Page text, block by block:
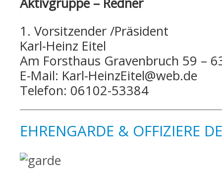
1. Vorsitzender /Präsident
Karl-Heinz Eitel
Am Forsthaus Gravenbruch 59 –
E-Mail: Karl-HeinzEitel@web.de
Telefon: 06102-53384
EHRENGARDE & OFFIZIERE